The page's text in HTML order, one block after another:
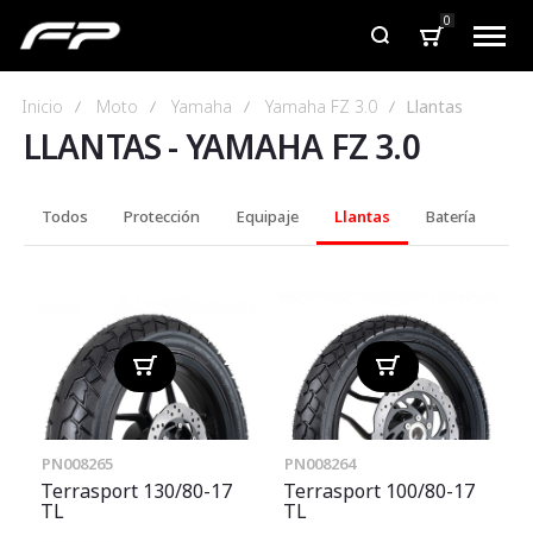
0
Inicio Moto Yamaha Yamaha FZ 3.0 Llantas
LLANTAS-YAMAHA FZ 3.0
Todos Protección Equipaje Llantas Batería
PN008265
Terrasport 130/80-17
TL
PN008264
Terrasport 100/80-17
TL